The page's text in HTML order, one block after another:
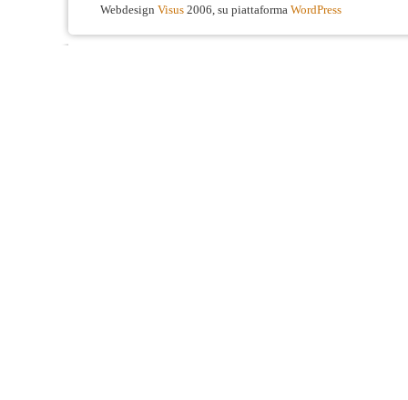
Webdesign Visus 2006, su piattaforma WordPress